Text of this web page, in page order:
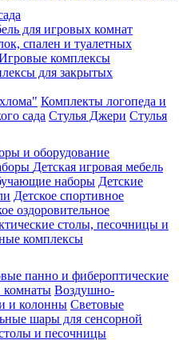
для игровых комнат
спален и туалетных
комплексы
для закрытых
Комплекты логопеда и
сада Стулья Джери Стулья
и оборудование
Детская игровая мебель
наборы Детские
Детское спортивное
оздоровительное
столы, песочницы и
комплексы
панно и фибероптические
комнаты Воздушно-
и колонны Световые
шары для сенсорной
и песочницы